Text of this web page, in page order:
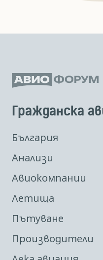
Гражданска
България
Анализи
Авиокомпании
Летища
Пътуване
Производители